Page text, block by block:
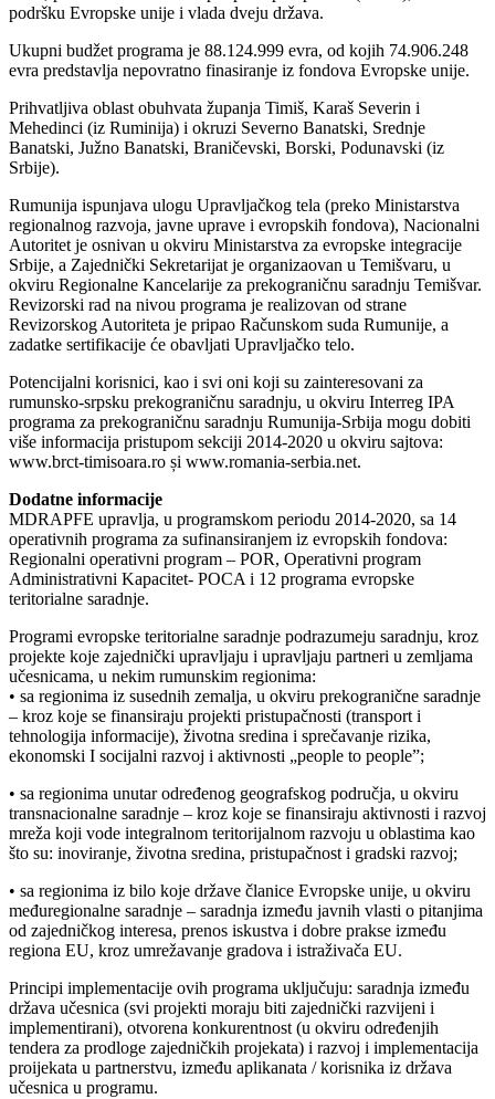
podršku Evropske unije i vlada dveju država.
Ukupni budžet programa je 88.124.999 evra, od kojih 74.906.248
evra predstavlja nepovratno finasiranje iz fondova Evropske unije.
Prihvatljiva oblast obuhvata županja Timiš, Karaš Severin i
Mehedinci (iz Ruminija) i okruzi Severno Banatski, Srednje
Banatski, Južno Banatski, Braničevski, Borski, Podunavski (iz
Srbije).
Rumunija ispunjava ulogu Upravljačkog tela (preko Ministarstva
regionalnog razvoja, javne uprave i evropskih fondova), Nacionalni
Autoritet je osnivan u okviru Ministarstva za evropske integracije
Srbije, a Zajednički Sekretarijat je organizaovan u Temišvaru, u
okviru Regionalne Kancelarije za prekograničnu saradnju Temišvar.
Revizorski rad na nivou programa je realizovan od strane
Revizorskog Autoriteta je pripao Računskom suda Rumunije, a
zadatke sertifikacije će obavljati Upravljačko telo.
Potencijalni korisnici, kao i svi oni koji su zainteresovani za
rumunsko-srpsku prekograničnu saradnju, u okviru Interreg IPA
programa za prekograničnu saradnju Rumunija-Srbija mogu dobiti
više informacija pristupom sekciji 2014-2020 u okviru sajtova:
www.brct-timisoara.ro și www.romania-serbia.net.
Dodatne informacije
MDRAPFE upravlja, u programskom periodu 2014-2020, sa 14
operativnih programa za sufinansiranjem iz evropskih fondova:
Regionalni operativni program – POR, Operativni program
Administrativni Kapacitet- POCA i 12 programa evropske
teritorialne saradnje.
Programi evropske teritorialne saradnje podrazumeju saradnju, kroz
projekte koje zajednički upravljaju i upravljaju partneri u zemljama
učesnicama, u nekim rumunskim regionima:
• sa regionima iz susednih zemalja, u okviru prekogranične saradnje
– kroz koje se finansiraju projekti pristupačnosti (transport i
tehnologija informacije), životna sredina i sprečavanje rizika,
ekonomski I socijalni razvoj i aktivnosti „people to people”;
• sa regionima unutar određenog geografskog područja, u okviru
transnacionalne saradnje – kroz koje se finansiraju aktivnosti i razvoj
mreža koji vode integralnom teritorijalnom razvoju u oblastima kao
što su: inoviranje, životna sredina, pristupačnost i gradski razvoj;
• sa regionima iz bilo koje države članice Evropske unije, u okviru
međuregionalne saradnje – saradnja između javnih vlasti o pitanjima
od zajedničkog interesa, prenos iskustva i dobre prakse između
regiona EU, kroz umrežavanje gradova i istraživača EU.
Principi implementacije ovih programa uključuju: saradnja između
država učesnica (svi projekti moraju biti zajednički razvijeni i
implementirani), otvorena konkurentnost (u okviru određenjih
tendera za prodloge zajedničkih projekata) i razvoj i implementacija
proijekata u partnerstvu, između aplikanata / korisnika iz država
učesnica u programu.